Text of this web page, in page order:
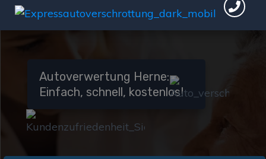
Autoverwertung Herne:
Einfach, schnell, kostenlos!